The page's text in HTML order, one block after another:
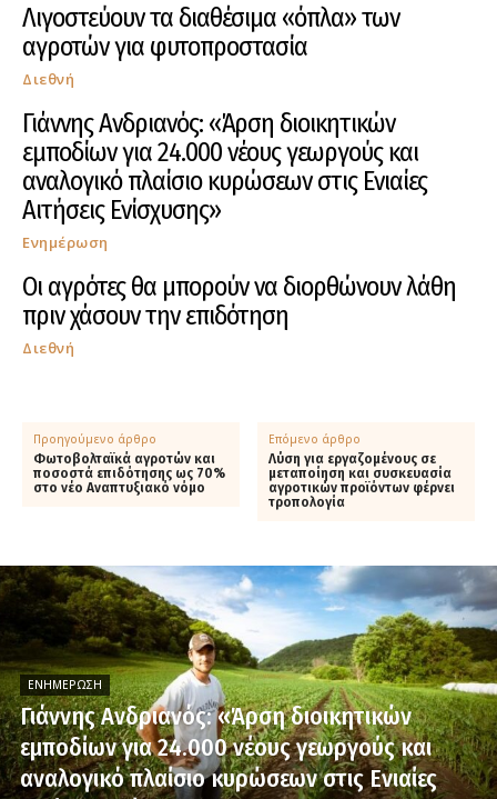
Λιγοστεύουν τα διαθέσιμα «όπλα» των
αγροτών για φυτοπροστασία
Διεθνή
Γιάννης Ανδριανός: «Άρση διοικητικών
εμποδίων για 24.000 νέους γεωργούς και
αναλογικό πλαίσιο κυρώσεων στις Ενιαίες
Αιτήσεις Ενίσχυσης»
Ενημέρωση
Οι αγρότες θα μπορούν να διορθώνουν λάθη
πριν χάσουν την επιδότηση
Διεθνή
Προηγούμενο άρθρο
Φωτοβολταϊκά αγροτών και
ποσοστά επιδότησης ως 70%
στο νέο Αναπτυξιακό νόμο
Επόμενο άρθρο
Λύση για εργαζομένους σε
μεταποίηση και συσκευασία
αγροτικών προϊόντων φέρνει
τροπολογία
ΕΝΗΜΈΡΩΣΗ
Γιάννης Ανδριανός: «Άρση διοικητικών
εμποδίων για 24.000 νέους γεωργούς και
αναλογικό πλαίσιο κυρώσεων στις Ενιαίες